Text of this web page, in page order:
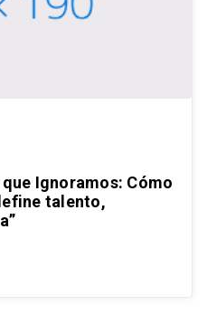
Ignoramos: Cómo
talento,